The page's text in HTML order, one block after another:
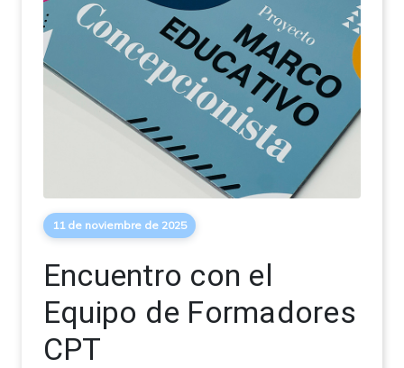
11 de noviembre de 2025
Encuentro con el
Equipo de Formadores
CPT